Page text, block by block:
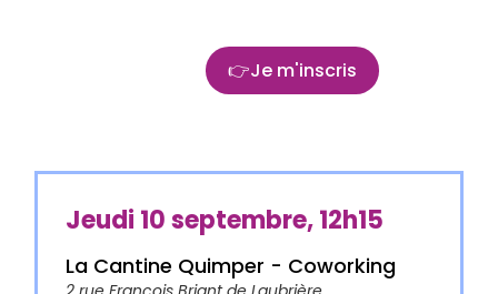
Je m'inscris
Jeudi 10 septembre, 12h15
La Cantine Quimper - Coworking